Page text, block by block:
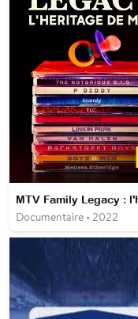
Documentaire • 2022